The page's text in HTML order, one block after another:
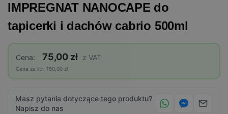
IMPREGNAT NANOCAPE do
tapicerki i dachów cabrio 500ml
Cena: 75,00 zł z VAT
Cena za litr: 150,00 zł
Masz pytania dotyczące tego produktu?
Napisz do nas